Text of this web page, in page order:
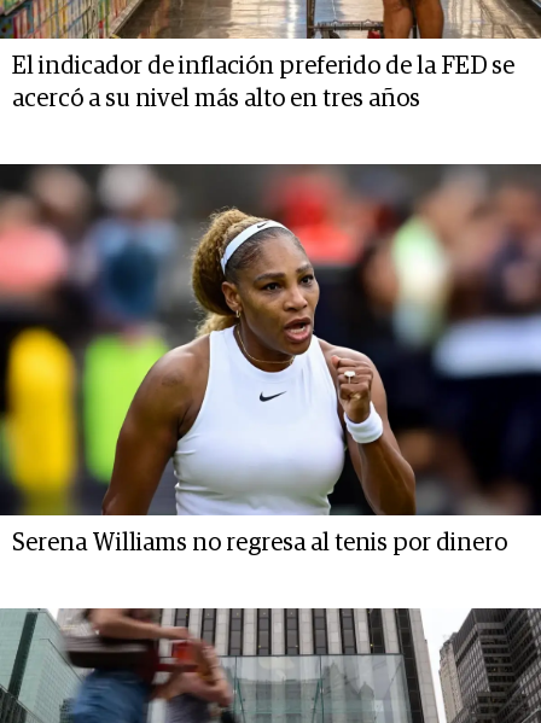
El indicador de inflación preferido de la FED se
acercó a su nivel más alto en tres años
Serena Williams no regresa al tenis por dinero